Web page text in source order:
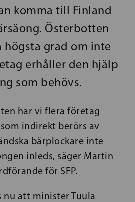
komma till Finland
Österbotten
högsta grad om inte
erhåller den hjälp
som behövs.
har vi flera företag
indirekt berörs av
bärplockare inte
inleds, säger Martin
för SFP.
nu att minister Tuula